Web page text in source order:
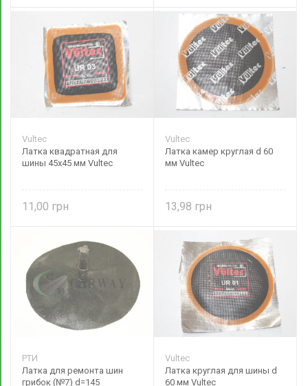
Vultec
Латка квадратная для
шины 45х45 мм Vultec
11,00
Vultec
Латка камер круглая d 60
мм Vultec
13,98
РТИ
Латка для ремонта шин
грибок (№7) d=145
Vultec
Латка круглая для шины d
60 мм Vultec